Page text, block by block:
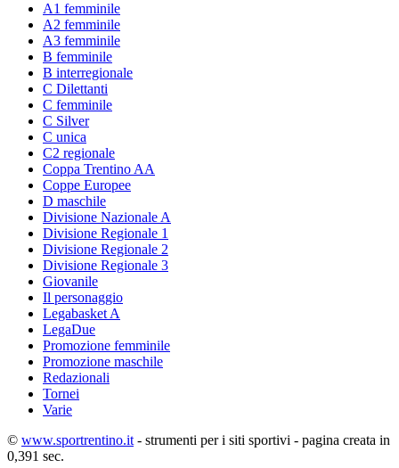
A1 femminile
A2 femminile
A3 femminile
B femminile
B interregionale
C Dilettanti
C femminile
C Silver
C unica
C2 regionale
Coppa Trentino AA
Coppe Europee
D maschile
Divisione Nazionale A
Divisione Regionale 1
Divisione Regionale 2
Divisione Regionale 3
Giovanile
Il personaggio
Legabasket A
LegaDue
Promozione femminile
Promozione maschile
Redazionali
Tornei
Varie
© www.sportrentino.it- strumenti per i siti sportivi - pagina creata in
0,391 sec.